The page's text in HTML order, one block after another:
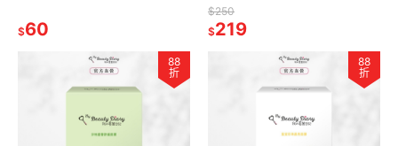
$60
$250
$219
88
折
88
折